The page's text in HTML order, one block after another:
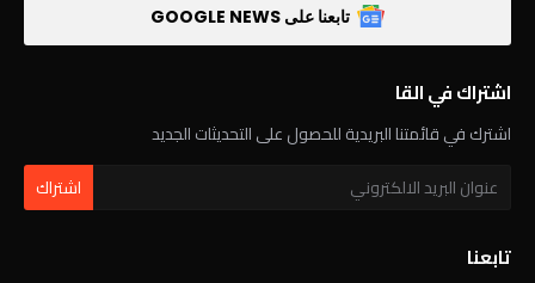
تابعنا على GOOGLE NEWS
اشتراك في القا
اشترك في قائمتنا البريدية للحصول على التحديثات الجديد
تابعنا